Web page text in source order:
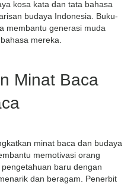
kosa kata dan tata bahasa
budaya Indonesia. Buku-
membantu generasi muda
mereka.
Minat Baca
minat baca dan budaya
memotivasi orang
baru dengan
dan beragam. Penerbit